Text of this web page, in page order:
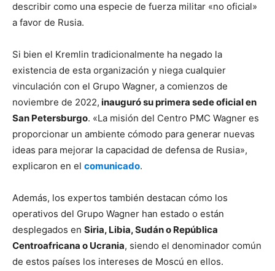
describir como una especie de fuerza militar «no oficial»
a favor de Rusia.
Si bien el Kremlin tradicionalmente ha negado la
existencia de esta organización y niega cualquier
vinculación con el Grupo Wagner, a comienzos de
noviembre de 2022, inauguró su primera sede oficial en
San Petersburgo. «La misión del Centro PMC Wagner es
proporcionar un ambiente cómodo para generar nuevas
ideas para mejorar la capacidad de defensa de Rusia»,
explicaron en el comunicado.
Además, los expertos también destacan cómo los
operativos del Grupo Wagner han estado o están
desplegados en Siria, Libia, Sudán o República
Centroafricana o Ucrania, siendo el denominador común
de estos países los intereses de Moscú en ellos.